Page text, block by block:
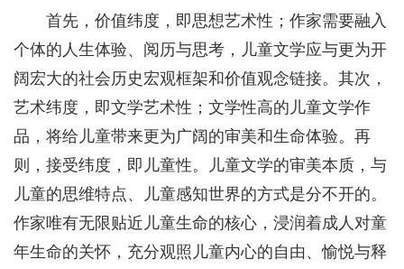
首先，价值纬度，即思想艺术性；作家需要融入
个体的人生体验、阅历与思考，儿童文学应与更为开
阔宏大的社会历史宏观框架和价值观念链接。其次，
艺术纬度，即文学艺术性；文学性高的儿童文学作
品，将给儿童带来更为广阔的审美和生命体验。再
则，接受纬度，即儿童性。儿童文学的审美本质，与
儿童的思维特点、儿童感知世界的方式是分不开的。
作家唯有无限贴近儿童生命的核心，浸润着成人对童
年生命的关怀，充分观照儿童内心的自由、愉悦与释